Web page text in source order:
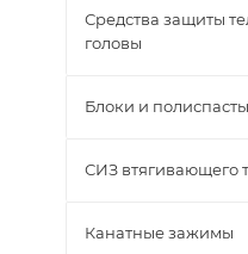
Средства защиты
головы
Блоки и полиспасты
СИЗ втягивающего
Канатные зажимы